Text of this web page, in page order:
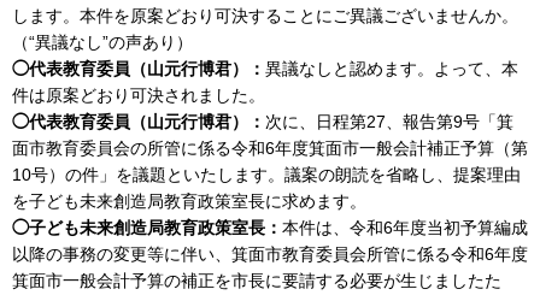
します。本件を原案どおり可決することにご異議ございませんか。
（“異議なし”の声あり）
◯代表教育委員（山元行博君）： 異議なしと認めます。よって、本
件は原案どおり可決されました。
◯代表教育委員（山元行博君）： 次に、日程第27、報告第9号「箕
面市教育委員会の所管に係る令和6年度箕面市一般会計補正予算（第
10号）の件」を議題といたします。議案の朗読を省略し、提案理由
を子ども未来創造局教育政策室長に求めます。
◯子ども未来創造局教育政策室長： 本件は、令和6年度当初予算編成
以降の事務の変更等に伴い、箕面市教育委員会所管に係る令和6年度
箕面市一般会計予算の補正を市長に要請する必要が生じましたた